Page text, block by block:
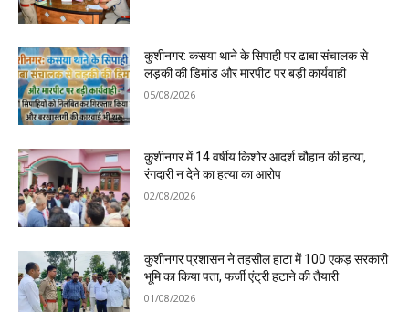
कुशीनगर: कसया थाने के सिपाही पर ढाबा संचालक से
लड़की की डिमांड और मारपीट पर बड़ी कार्यवाही
05/08/2026
कुशीनगर में 14 वर्षीय किशोर आदर्श चौहान की हत्या,
रंगदारी न देने का हत्या का आरोप
02/08/2026
कुशीनगर प्रशासन ने तहसील हाटा में 100 एकड़ सरकारी
भूमि का किया पता, फर्जी एंट्री हटाने की तैयारी
01/08/2026